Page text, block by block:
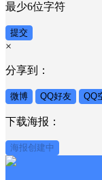
最少6位字符
提交
×
分享到：
微博 QQ好友 QQ
下载海报：
海报创建中